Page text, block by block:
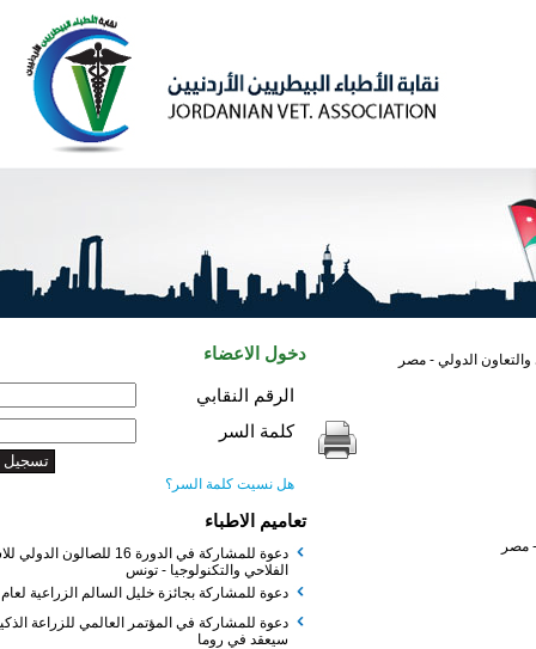
الدولي - مصر دخول الاعضاء
الرقم النقابي
كلمة السر
هل نسيت كلمة السر؟
تعاميم الاطباء
دعوة للمشاركة في الدورة 16 للصالون الدولي للاستثمار
الفلاحي والتكنولوجيا - تونس
دعوة للمشاركة بجائزة خليل السالم الزراعية لعام 2026
دعوة للمشاركة في المؤتمر العالمي للزراعة الذكية الذي
سيعقد في روما